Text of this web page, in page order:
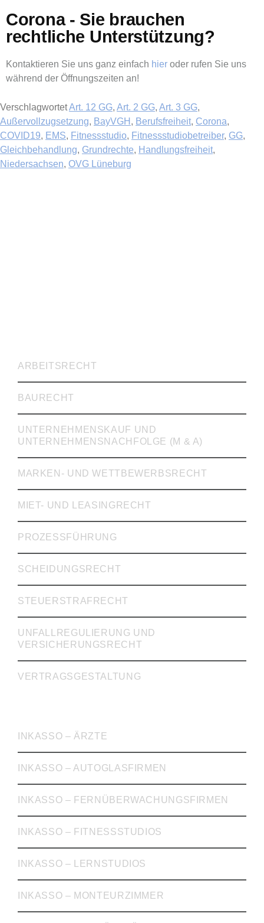
Corona - Sie brauchen
rechtliche Unterstützung?​
Kontaktieren Sie uns ganz einfach hier oder rufen Sie uns
während der Öffnungszeiten an!
VerschlagwortetArt. 12 GG, Art. 2 GG, Art. 3 GG,
Außervollzugsetzung, BayVGH , Berufsfreiheit, Corona,
COVID19, EMS, Fitnessstudio, Fitnessstudiobetreiber, GG,
Gleichbehandlung, Grundrechte, Handlungsfreiheit,
Niedersachsen, OVG Lüneburg
ARBEITSRECHT
BAURECHT
UNTERNEHMENSKAUF UND
UNTERNEHMENSNACHFOLGE (M & A)
MARKEN- UND WETTBEWERBSRECHT
MIET- UND LEASINGRECHT
PROZESSFÜHRUNG
SCHEIDUNGSRECHT
STEUERSTRAFRECHT
UNFALLREGULIERUNG UND
VERSICHERUNGSRECHT
VERTRAGSGESTALTUNG
INKASSO – ÄRZTE
INKASSO – AUTOGLASFIRMEN
INKASSO – FERNÜBERWACHUNGSFIRMEN
INKASSO – FITNESSSTUDIOS
INKASSO – LERNSTUDIOS
INKASSO – MONTEURZIMMER